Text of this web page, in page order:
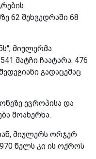
62 შეხვედრაში 68
მიულერმა
მატჩი ჩაატარა. 476
გადაცემაც
ევროპისა და
მოახერხა.
მიულერს ორჯერ
წელს კი ის ოქროს